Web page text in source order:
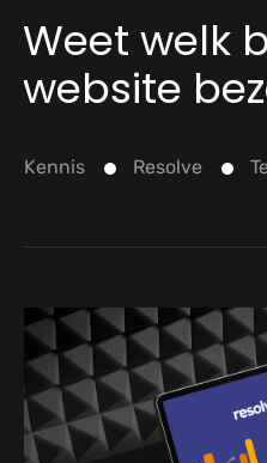
Weet welk
website
Kennis Resolve